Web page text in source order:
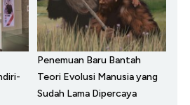
Penemuan Baru Bantah
Teori Evolusi Manusia yang
Sudah Lama Dipercaya